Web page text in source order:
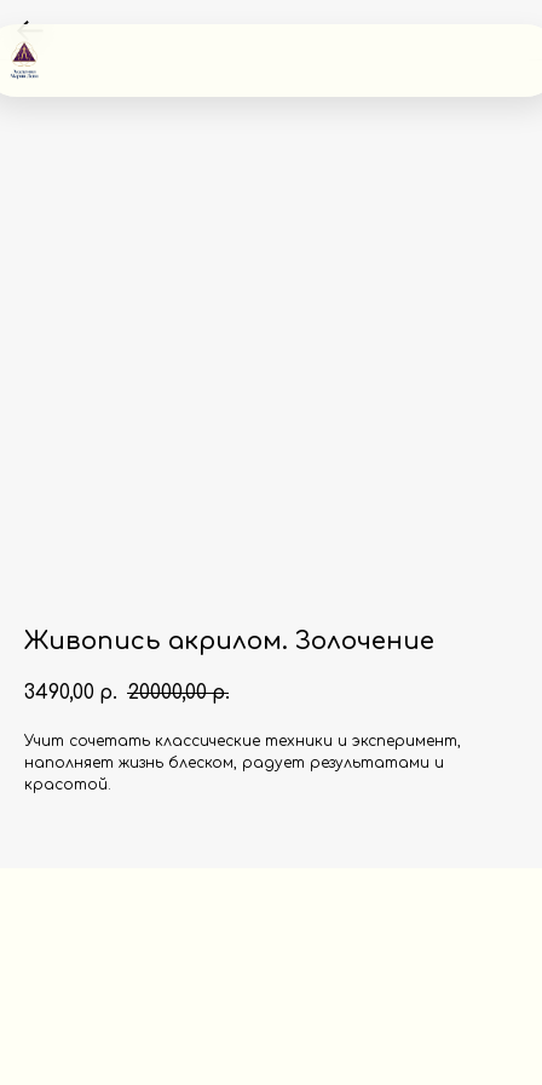
Живопись акрилом. Золочение
3490,00 р. 20000,00 р.
Учит сочетать классические техники и эксперимент,
наполняет жизнь блеском, радует результатами и
красотой.